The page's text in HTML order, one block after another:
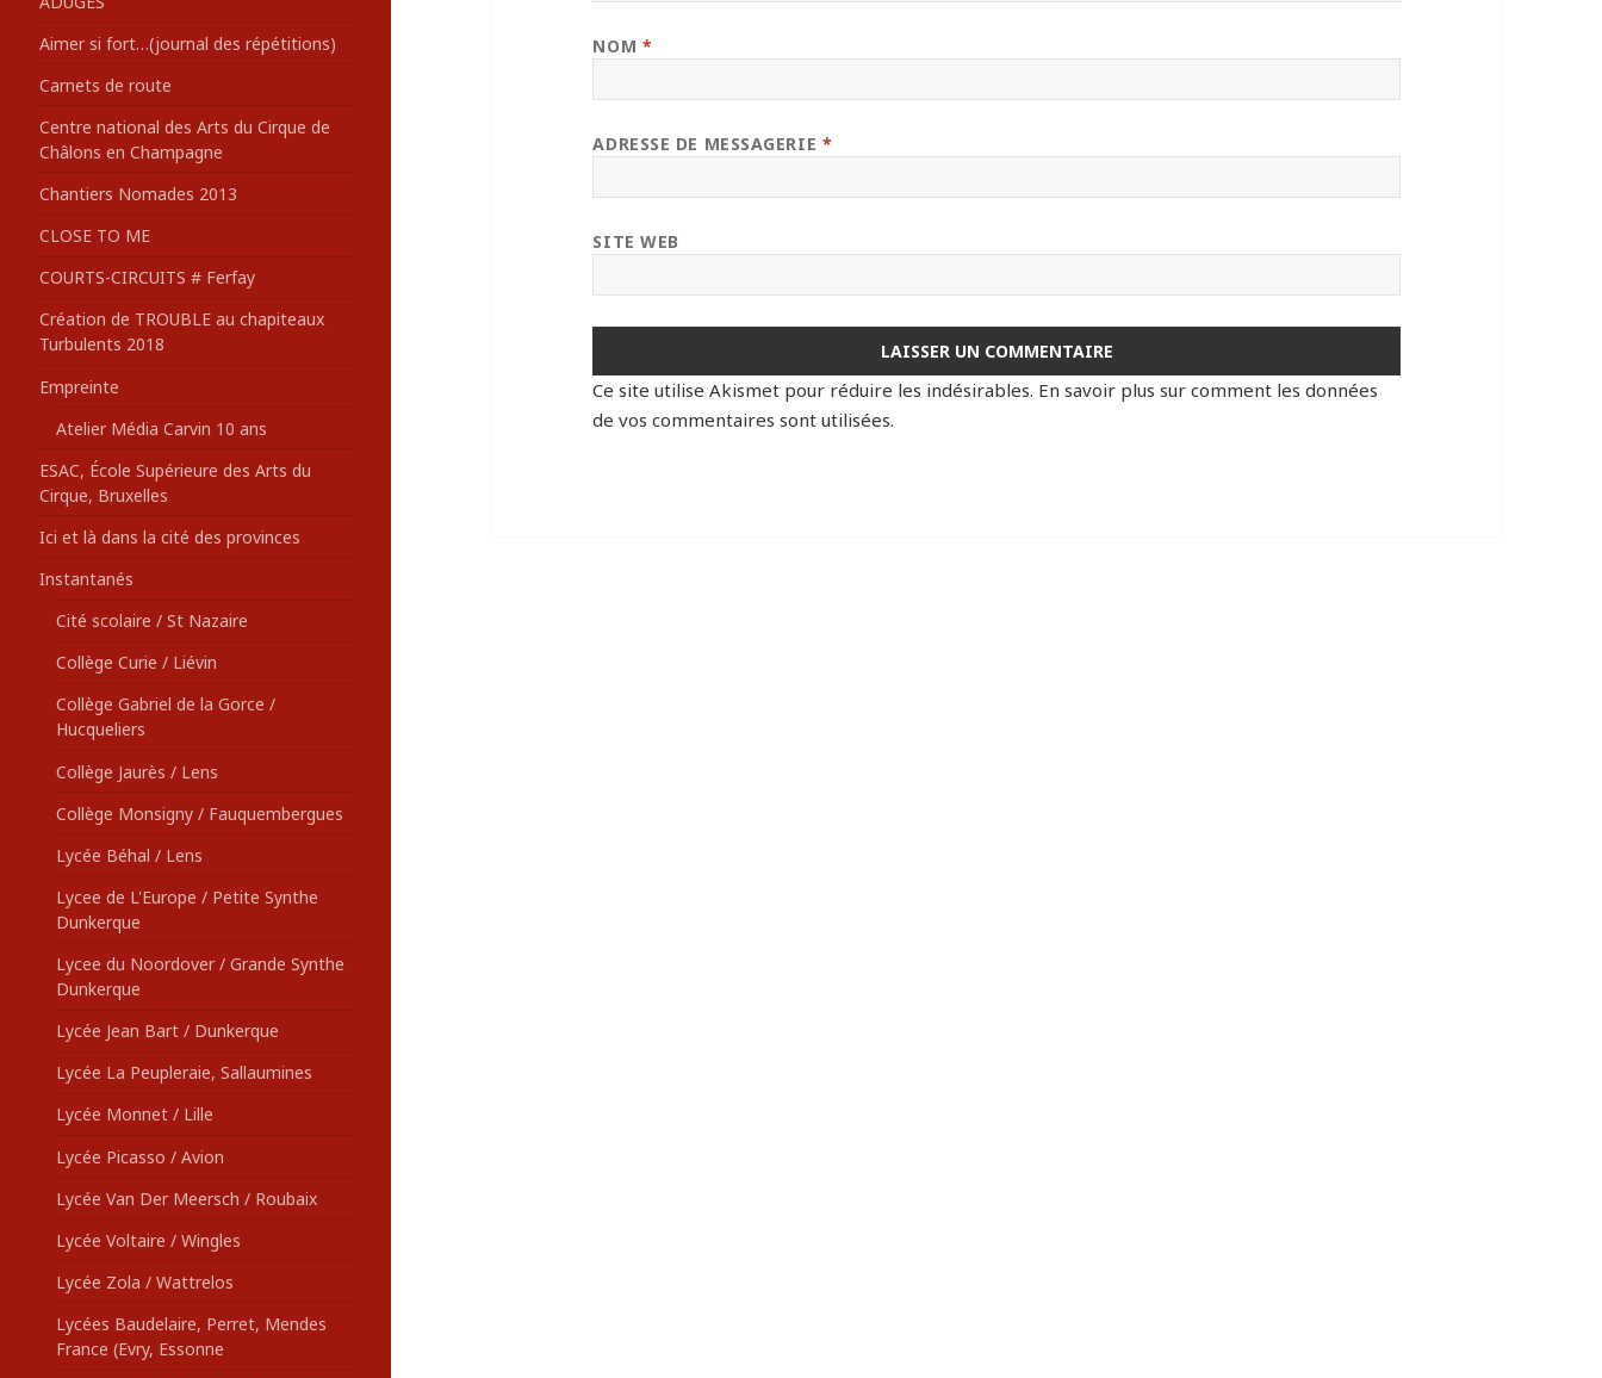
:Aimer si fort…(journal des répétitions)
Carnets de route
Centre national des Arts du Cirque de
Châlons en Champagne
Chantiers Nomades 2013
CLOSE TO ME
COURTS-CIRCUITS # Ferfay
Création de TROUBLE au chapiteaux
Turbulents 2018
Empreinte
Atelier Média Carvin 10 ans
ESAC, École Supérieure des Arts du
Cirque, Bruxelles
Ici et là dans la cité des provinces
Instantanés
Cité scolaire / St Nazaire
Collège Curie / Liévin
Collège Gabriel de la Gorce /
Hucqueliers
Collège Jaurès / Lens
Collège Monsigny / Fauquembergues
Lycée Béhal / Lens
Lycee de L'Europe / Petite Synthe
Dunkerque
Lycee du Noordover / Grande Synthe
Dunkerque
Lycée Jean Bart / Dunkerque
Lycée La Peupleraie, Sallaumines
Lycée Monnet / Lille
Lycée Picasso / Avion
Lycée Van Der Meersch / Roubaix
Lycée Voltaire / Wingles
Lycée Zola / Wattrelos
Lycées Baudelaire, Perret, Mendes
France (Evry, Essonne
NOM *
ADRESSE DE MESSAGERIE *
SITE WEB
Ce site utilise Akismet pour réduire les indésirables. En savoir plus sur comment les données
de vos commentaires sont utilisées.